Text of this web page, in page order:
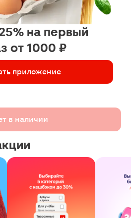
на первый
от 1000 ₽
приложение
в наличии